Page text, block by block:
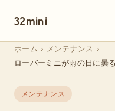
32mini
ホーム › メンテナンス ›
ローバーミニが雨の日に曇
メンテナンス